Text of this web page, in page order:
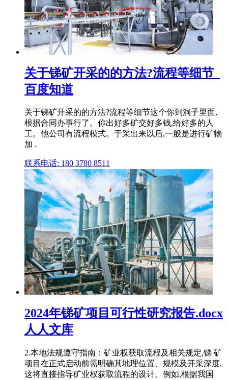
关于锑矿开采的的方法?流程等细节_
百度知道
关于锑矿开采的的方法?流程等细节这个你到洞子里面,
根据合同办事行了。你出好多矿交好多钱,给好多的人
工。他公司有流程模式。于采出来以后,一般是进行矿物
加 .
联系电话: 180 3780 8511
2024年锑矿项目可行性研究报告.docx
人人文库
2.本地法规遵守指南：矿业权获取流程及相关规定,锑 矿
项目在正式启动前需明确其地理位置、规模及开采深度,
这将直接指导矿业权获取流程的设计。例如,根据我国